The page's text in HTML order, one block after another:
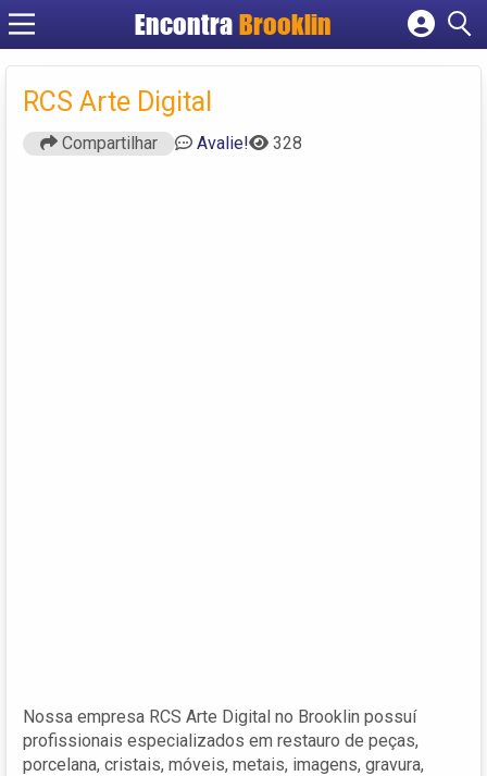
Encontra Brooklin
Cadastrar empresa
RCS Arte Digital
Compartilhar Avalie! 328
Nossa empresa RCS Arte Digital no Brooklin possuí
profissionais especializados em restauro de peças,
porcelana, cristais, móveis, metais, imagens, gravura,